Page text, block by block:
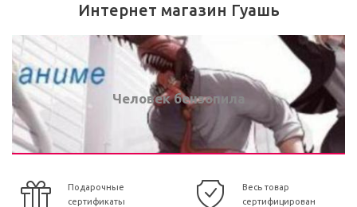
Интернет магазин Гуашь
Человек бензопила
Подарочные
сертификаты
Весь товар
сертифицирован